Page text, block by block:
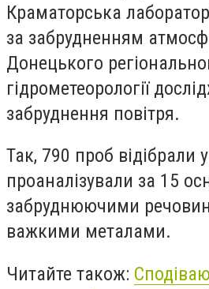
Краматорська
за забрудненням
Донецького
гідрометеорології
забруднення повітря.
Так, 790 проб відібрали
проаналізували за 15
забруднюючими
важкими металами.
Читайте також: